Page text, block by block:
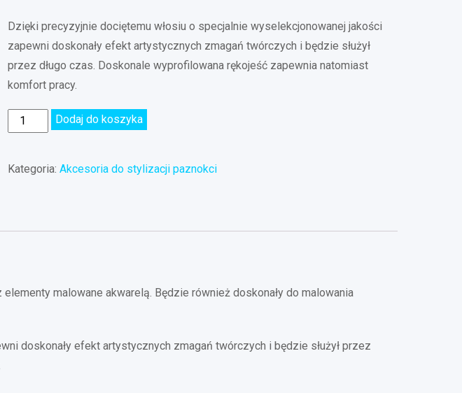
Dzięki precyzyjnie dociętemu włosiu o specjalnie wyselekcjonowanej jakości
zapewni doskonały efekt artystycznych zmagań twórczych i będzie służył
przez długo czas. Doskonale wyprofilowana rękojeść zapewnia natomiast
komfort pracy.
Dodaj do koszyka
Kategoria:Akcesoria do stylizacji paznokci
malowane akwarelą. Będzie również doskonały do malowania
doskonały efekt artystycznych zmagań twórczych i będzie służył przez